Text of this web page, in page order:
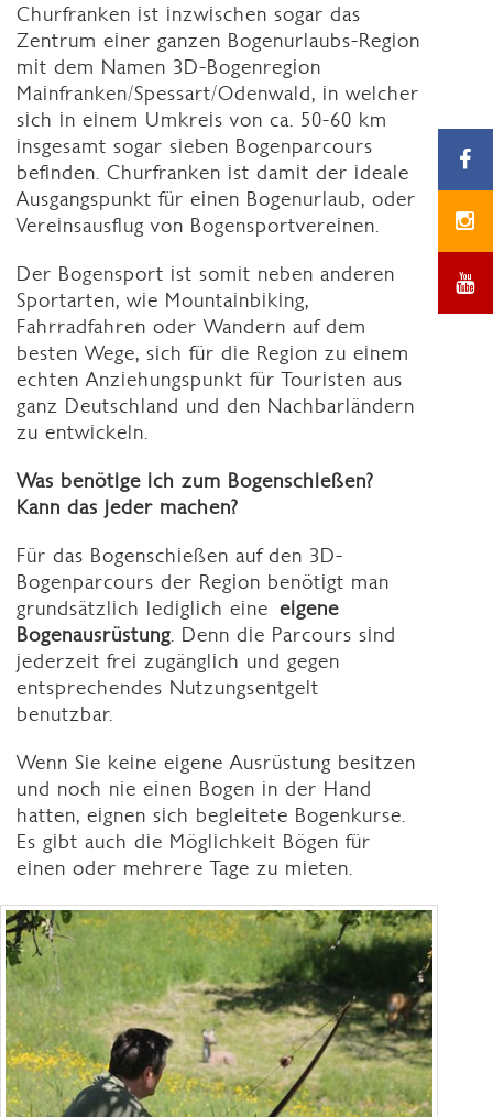
Churfranken ist inzwischen sogar das
Zentrum einer ganzen Bogenurlaubs-Region
mit dem Namen 3D-Bogenregion
Mainfranken/Spessart/Odenwald, in welcher
sich in einem Umkreis von ca. 50-60 km
insgesamt sogar sieben Bogenparcours
befinden. Churfranken ist damit der ideale
Ausgangspunkt für einen Bogenurlaub, oder
Vereinsausflug von Bogensportvereinen.
Der Bogensport ist somit neben anderen
Sportarten, wie Mountainbiking,
Fahrradfahren oder Wandern auf dem
besten Wege, sich für die Region zu einem
echten Anziehungspunkt für Touristen aus
ganz Deutschland und den Nachbarländern
zu entwickeln.
Was benötige ich zum Bogenschießen?
Kann das jeder machen?
Für das Bogenschießen auf den 3D-
Bogenparcours der Region benötigt man
grundsätzlich lediglich eine eigene
Bogenausrüstung. Denn die Parcours sind
jederzeit frei zugänglich und gegen
entsprechendes Nutzungsentgelt
benutzbar.
Wenn Sie keine eigene Ausrüstung besitzen
und noch nie einen Bogen in der Hand
hatten, eignen sich begleitete Bogenkurse.
Es gibt auch die Möglichkeit Bögen für
einen oder mehrere Tage zu mieten.